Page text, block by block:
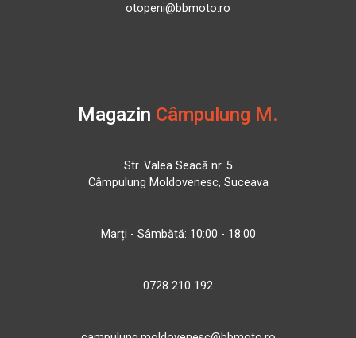
otopeni@bbmoto.ro
Magazin Câmpulung M.
Str. Valea Seacă nr. 5
Câmpulung Moldovenesc, Suceava
Marți - Sâmbătă: 10:00 - 18:00
0728 210 192